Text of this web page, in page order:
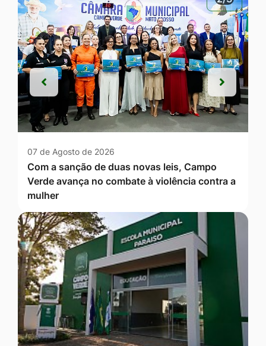
07 de Agosto de 2026
Com a sanção de duas novas leis, Campo
Verde avança no combate à violência contra a
mulher
Anterior
Anterior Próxima